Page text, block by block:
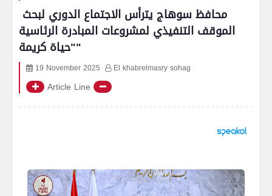
الموقف التنفيذي لمشروعات المبادرة الرئاسية
"حياة كريمة"
19 November 2025 El khabrelmasry sohag
Article Line